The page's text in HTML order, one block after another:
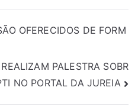
OFERECIDOS DE FORM
PALESTRA SOBR
NO PORTAL DA JUREIA